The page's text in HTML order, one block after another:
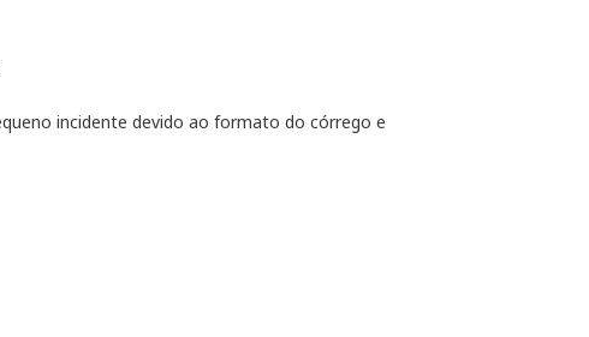
incidente devido ao formato do córrego e